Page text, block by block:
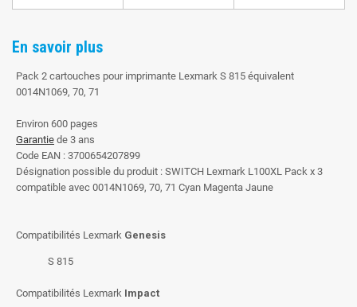
En savoir plus
Pack 2 cartouches pour imprimante Lexmark S 815 équivalent
0014N1069, 70, 71
Environ 600 pages
Garantie de 3 ans
Code EAN : 3700654207899
Désignation possible du produit : SWITCH Lexmark L100XL Pack x 3
compatible avec 0014N1069, 70, 71 Cyan Magenta Jaune
Compatibilités Lexmark Genesis
S 815
Compatibilités Lexmark Impact